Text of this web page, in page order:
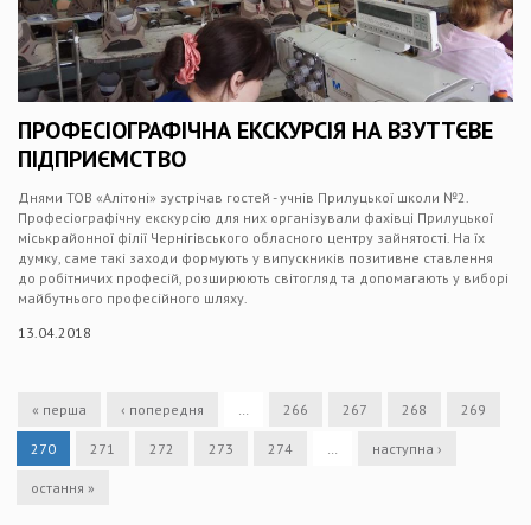
ПРОФЕСІОГРАФІЧНА ЕКСКУРСІЯ НА ВЗУТТЄВЕ
ПІДПРИЄМСТВО
Днями ТОВ «Алітоні» зустрічав гостей - учнів Прилуцької школи №2.
Професіографічну екскурсію для них організували фахівці Прилуцької
міськрайонної філії Чернігівського обласного центру зайнятості. На їх
думку, саме такі заходи формують у випускників позитивне ставлення
до робітничих професій, розширюють світогляд та допомагають у виборі
майбутнього професійного шляху.
13.04.2018
« перша ‹ попередня 266 267 268 269
270 271 272 273 274 наступна ›
остання »